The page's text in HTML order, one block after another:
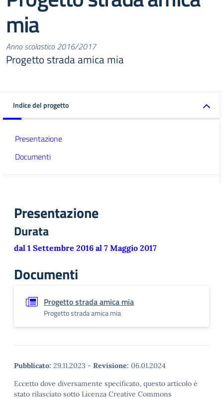
mia
Anno scolastico 2016/2017
Progetto strada amica mia
Indice del progetto
Presentazione
Documenti
Presentazione
Durata
dal 1 Settembre 2016 al 7 Maggio 2017
Documenti
Progetto strada amica mia
Progetto strada amica mia
Pubblicato: 29.11.2023 - Revisione: 06.01.2024
Eccetto dove diversamente specificato, questo articolo è
stato rilasciato sotto Licenza Creative Commons